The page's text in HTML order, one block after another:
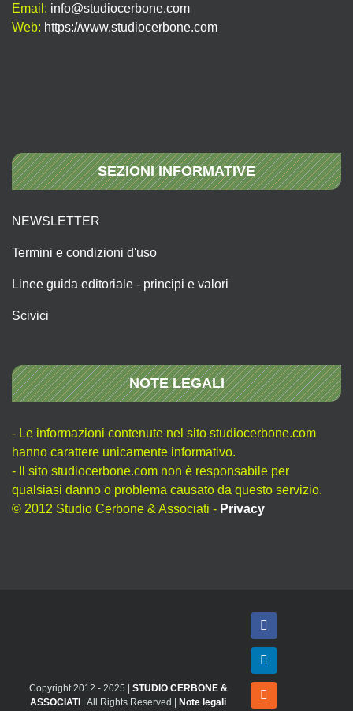
Email: info@studiocerbone.com
Web: https://www.studiocerbone.com
SEZIONI INFORMATIVE
NEWSLETTER
Termini e condizioni d'uso
Linee guida editoriale - principi e valori
Scivici
NOTE LEGALI
- Le informazioni contenute nel sito studiocerbone.com
hanno carattere unicamente informativo.
- Il sito studiocerbone.com non è responsabile per
qualsiasi danno o problema causato da questo servizio.
© 2012 Studio Cerbone & Associati - Privacy
Copyright 2012 - 2025 | STUDIO CERBONE &
ASSOCIATI | All Rights Reserved | Note legali
Facebook
LinkedIn
Rss